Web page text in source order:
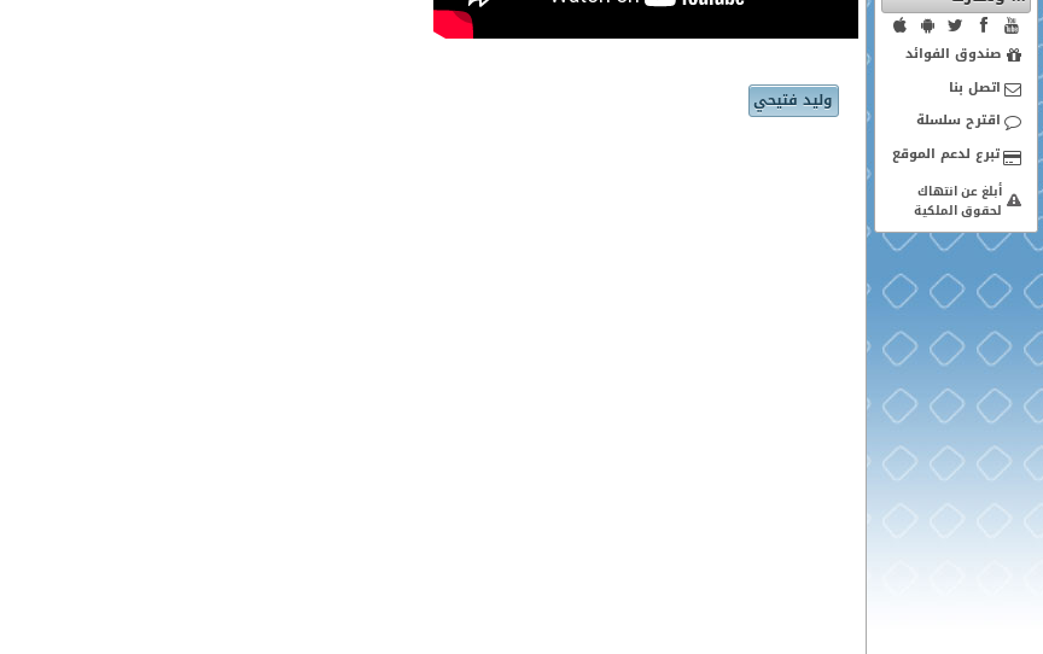
صندوق الفوائد
اتصل بنا
اقترح سلسلة
أبلغ عن انتهاك
لحقوق الملكية
وليد فتيحي